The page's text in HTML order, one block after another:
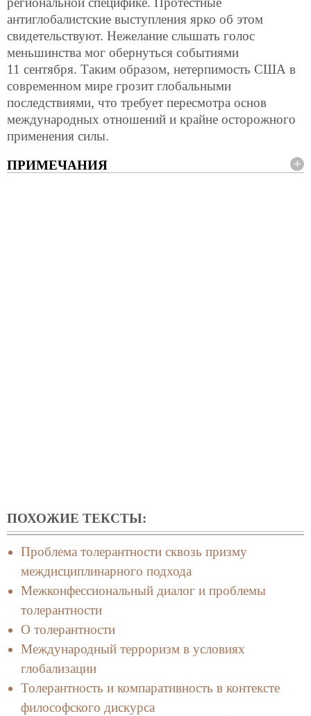
антиглобалистские выступления ярко об этом
свидетельствуют. Нежелание слышать голос
меньшинства мог обернуться событиями
11 сентября. Таким образом, нетерпимость США в
современном мире грозит глобальными
последствиями, что требует пересмотра основ
международных отношений и крайне осторожного
применения силы.
ПРИМЕЧАНИЯ
ПОХОЖИЕ ТЕКСТЫ:
Проблема толерантности сквозь призму
междисциплинарного подхода
Межконфессиональный диалог и проблемы
толерантности
О толерантности
Международный терроризм в условиях
глобализации
Толерантность и компаративность в контексте
философского дискурса